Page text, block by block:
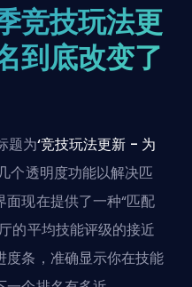
竞技玩法更
到底改变了
题为‘竞技玩法更新 - 为
个透明度功能以解决匹
现在提供了一种“匹配
的平均技能评级的接近
度条，准确显示你在技能